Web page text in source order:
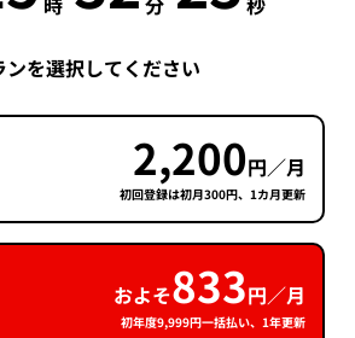
ンを選択してください
2,200円／月
初回登録は初月300円、1カ月更新
およそ833円／月
初年度9,999円一括払い、1年更新